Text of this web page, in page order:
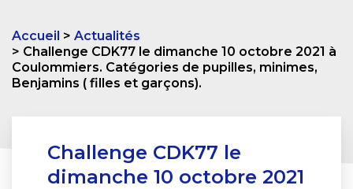
Accueil
Actualités
Challenge CDK77 le dimanche 10 octobre 2021 à
Coulommiers. Catégories de pupilles, minimes,
Benjamins ( filles et garçons).
Challenge CDK77 le
dimanche 10 octobre 2021